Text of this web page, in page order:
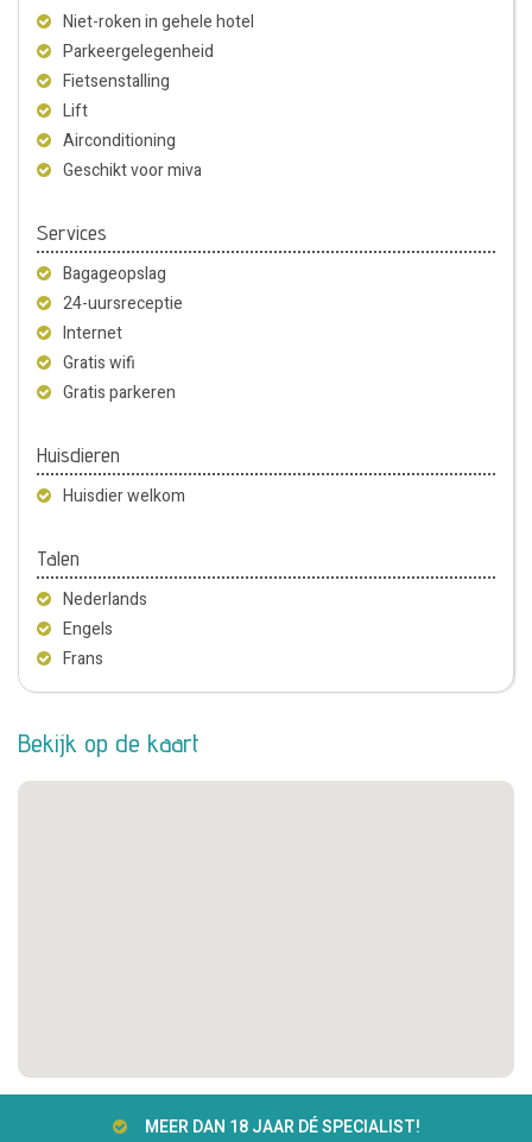
Niet-roken in gehele hotel
Parkeergelegenheid
Fietsenstalling
Lift
Airconditioning
Geschikt voor miva
Services
Bagageopslag
24-uursreceptie
Internet
Gratis wifi
Gratis parkeren
Huisdieren
Huisdier welkom
Talen
Nederlands
Engels
Frans
Bekijk op de kaart
MEER DAN 18 JAAR DÉ SPECIALIST!